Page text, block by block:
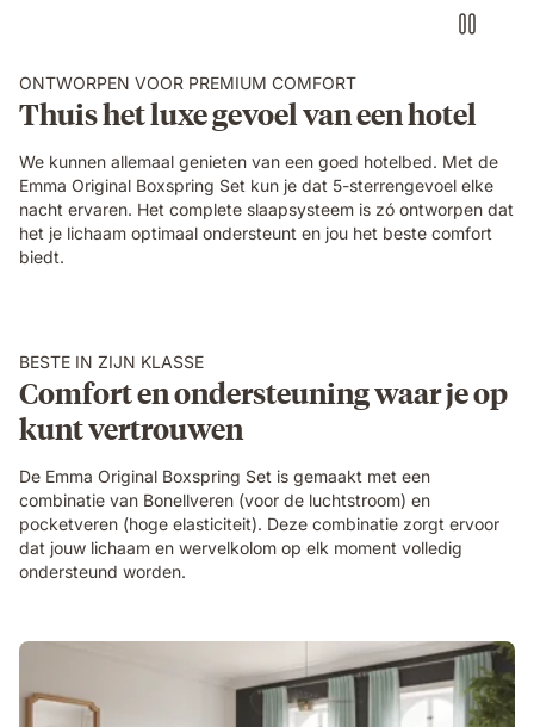
ONTWORPEN VOOR PREMIUM COMFORT
Thuis het luxe gevoel van een hotel
We kunnen allemaal genieten van een goed hotelbed. Met de
Emma Original Boxspring Set kun je dat 5-sterrengevoel elke
nacht ervaren. Het complete slaapsysteem is zó ontworpen dat
het je lichaam optimaal ondersteunt en jou het beste comfort
biedt.
BESTE IN ZIJN KLASSE
Comfort en ondersteuning waar je op
kunt vertrouwen
De Emma Original Boxspring Set is gemaakt met een
combinatie van Bonellveren (voor de luchtstroom) en
pocketveren (hoge elasticiteit). Deze combinatie zorgt ervoor
dat jouw lichaam en wervelkolom op elk moment volledig
ondersteund worden.